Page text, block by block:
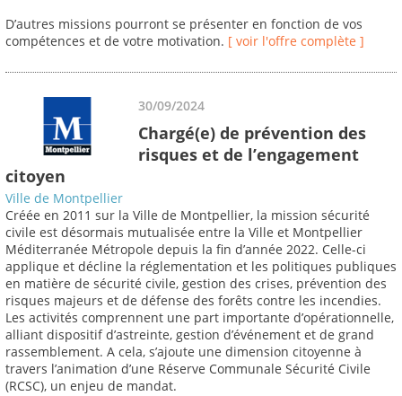
D’autres missions pourront se présenter en fonction de vos
compétences et de votre motivation. [ voir l'offre complète ]
30/09/2024
Chargé(e) de prévention des
risques et de l’engagement
citoyen
Ville de Montpellier
Créée en 2011 sur la Ville de Montpellier, la mission sécurité
civile est désormais mutualisée entre la Ville et Montpellier
Méditerranée Métropole depuis la fin d’année 2022. Celle-ci
applique et décline la réglementation et les politiques publiques
en matière de sécurité civile, gestion des crises, prévention des
risques majeurs et de défense des forêts contre les incendies.
Les activités comprennent une part importante d’opérationnelle,
alliant dispositif d’astreinte, gestion d’événement et de grand
rassemblement. A cela, s’ajoute une dimension citoyenne à
travers l’animation d’une Réserve Communale Sécurité Civile
(RCSC), un enjeu de mandat.